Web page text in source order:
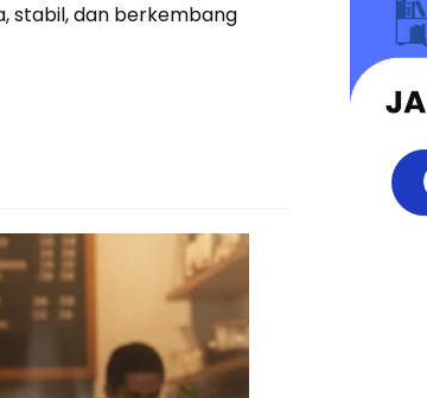
stabil, dan berkembang